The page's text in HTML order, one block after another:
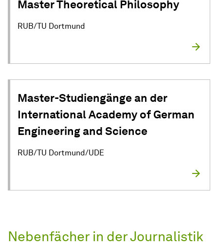
Master Theoretical Philosophy
RUB/TU Dortmund
Master-Studiengänge an der
International Academy of German
Engineering and Science
RUB/TU Dortmund/UDE
Nebenfächer in der Journalistik